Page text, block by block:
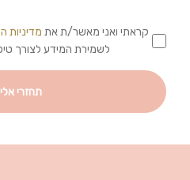
קראתי ואני מאשר/ת את מדיניות
לשמירת המידע לצורך